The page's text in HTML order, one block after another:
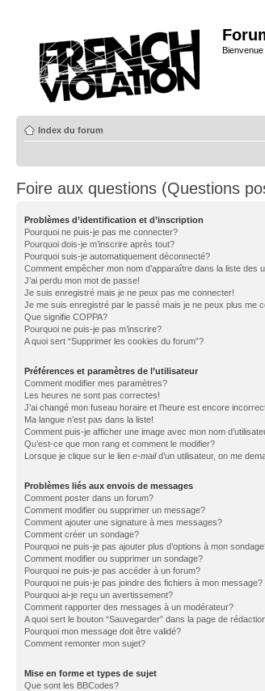
Index du forum
Foire aux questions (Questions
Problèmes d’identification et d’inscription
Pourquoi ne puis-je pas me connecter?
Pourquoi dois-je m’inscrire après tout?
Pourquoi suis-je automatiquement déconnecté?
Comment empêcher mon nom d’apparaître dans la liste des
J’ai perdu mon mot de passe!
Je suis enregistré mais je ne peux pas me connecter!
Je me suis enregistré par le passé mais je ne peux plus me
Que signifie COPPA?
Pourquoi ne puis-je pas m’inscrire?
A quoi sert “Supprimer les cookies du forum”?
Préférences et paramètres de l’utilisateur
Comment modifier mes paramètres?
Les heures ne sont pas correctes!
J’ai changé mon fuseau horaire et l’heure est encore
Ma langue n’est pas dans la liste!
Comment puis-je afficher une image avec mon nom
Qu’est-ce que mon rang et comment le modifier?
Lorsque je clique sur le lien e-maild’un utilisateur, on me
Problèmes liés aux envois de messages
Comment poster dans un forum?
Comment modifier ou supprimer un message?
Comment ajouter une signature à mes messages?
Comment créer un sondage?
Pourquoi ne puis-je pas ajouter plus d’options à mon
Comment modifier ou supprimer un sondage?
Pourquoi ne puis-je pas accéder à un forum?
Pourquoi ne puis-je pas joindre des fichiers à mon message?
Pourquoi ai-je reçu un avertissement?
Comment rapporter des messages à un modérateur?
A quoi sert le bouton “Sauvegarder” dans la page de
Pourquoi mon message doit être validé?
Comment remonter mon sujet?
Mise en forme et types de sujet
Que sont les BBCodes?